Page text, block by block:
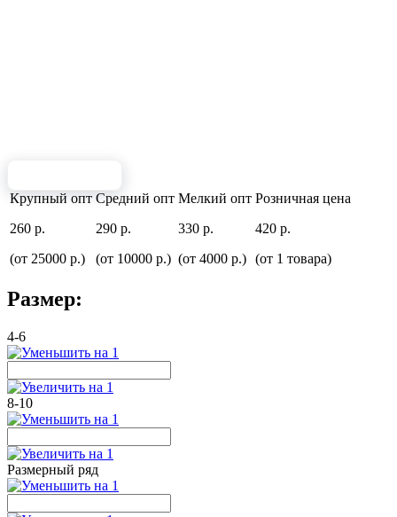
Крупный опт
260 р.
(от 25000 р.)
Средний опт
290 р.
(от 10000 р.)
Мелкий опт
330 р.
(от 4000 р.)
Розничная цена
420 р.
(от 1 товара)
Размер:
4-6
8-10
Размерный ряд